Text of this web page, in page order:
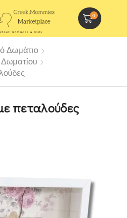
0
Δωμάτιο
Δωματίου
πεταλούδες